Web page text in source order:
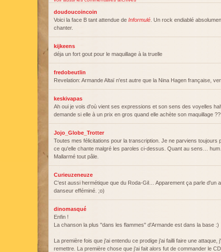
doudoucoincoin
Voici la face B tant attendue de Informulé . Un rock endiablé
chanter.
kijkeens
déja un fort gout pour le maquillage à la truelle
fredobeutlin
Revelation: Armande Altaï n'est autre que la Nina Hagen française,
keskivapas
Ah oui je vois d'où vient ses expressions et son sens des voyelles
demande si elle à un prix en gros quand elle achète son maquillage
Jojo_Globe_Trotter
Toutes mes félicitations pour la transcription. Je ne parviens toujours
ce qu'elle chante malgré les paroles ci-dessus. Quant au sens…
Mallarmé tout pâle.
Curieuzeneuze
C'est aussi hermétique que du Roda-Gil… Apparement ça parle d'un
danseur efféminé. ;o)
dinomasqué
Enfin !
La chanson la plus "dans les flammes" d'Armande est dans la base :)
La première fois que j'ai entendu ce prodige j'ai failli faire une attaque,
remettre. La première chose que j'ai fait alors fut de commander le